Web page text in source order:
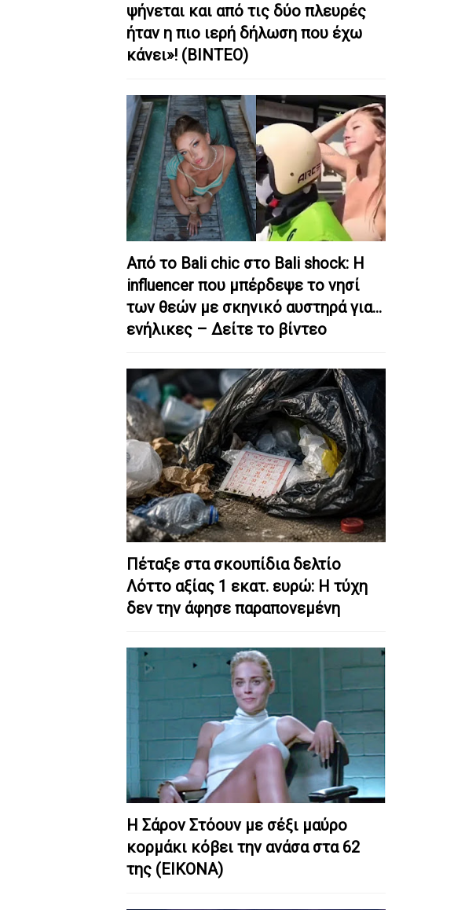
ψήνεται και από τις δύο πλευρές
ήταν η πιο ιερή δήλωση που έχω
κάνει»! (ΒΙΝΤΕΟ)
Από το Bali chic στο Bali shock: Η
influencer που μπέρδεψε το νησί
των θεών με σκηνικό αυστηρά για…
ενήλικες – Δείτε το βίντεο
Πέταξε στα σκουπίδια δελτίο
Λόττο αξίας 1 εκατ. ευρώ: Η τύχη
δεν την άφησε παραπονεμένη
Η Σάρον Στόουν με σέξι μαύρο
κορμάκι κόβει την ανάσα στα 62
της (ΕΙΚΟΝΑ)